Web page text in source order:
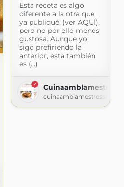
Esta receta es algo
diferente a la otra que
ya publiqué, (ver AQUÍ),
pero no por ello menos
gustosa. Aunque yo
sigo prefiriendo la
anterior, esta también
es (...)
Cuinaamblamestressa